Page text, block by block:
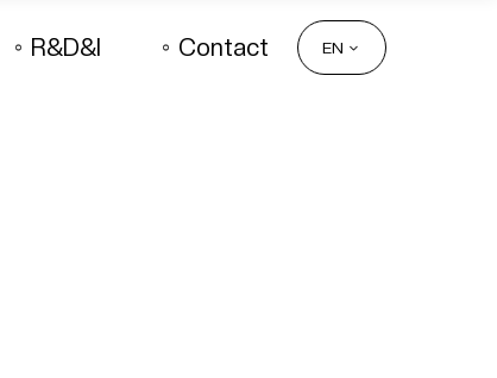
R&D&I Contact EN